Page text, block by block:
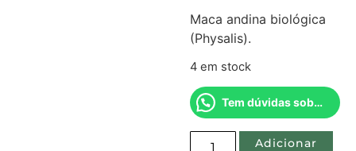
Maca andina biológica
(Physalis).
4 em stock
Tem dúvidas sobre este produto?
Adicionar